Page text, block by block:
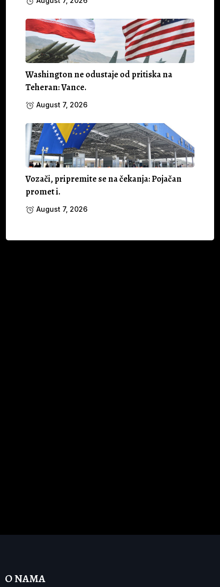
Washington ne odustaje od pritiska na
Teheran: Vance.
August 7, 2026
Vozači, pripremite se na čekanja: Pojačan
promet i.
August 7, 2026
O NAMA